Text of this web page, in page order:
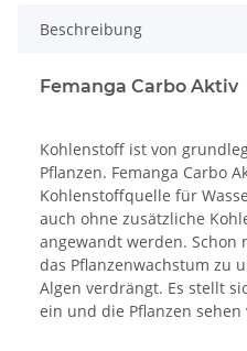
Beschreibung
Femanga Carbo Aktiv
Kohlenstoff ist von
Pflanzen. Femanga Carbo
Kohlenstoffquelle für
auch ohne zusätzliche
angewandt werden. Schon
das Pflanzenwachstum zu
Algen verdrängt. Es stellt
ein und die Pflanzen